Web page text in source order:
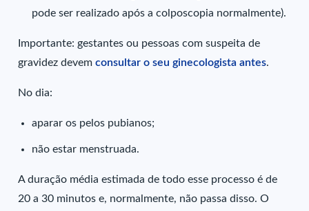
pode ser realizado após a colposcopia normalmente).
Importante: gestantes ou pessoas com suspeita de
gravidez devemconsultar o seu ginecologista antes.
No dia:
aparar os pelos pubianos;
não estar menstruada.
A duração média estimada de todo esse processo é de
20 a 30 minutos e, normalmente, não passa disso. O